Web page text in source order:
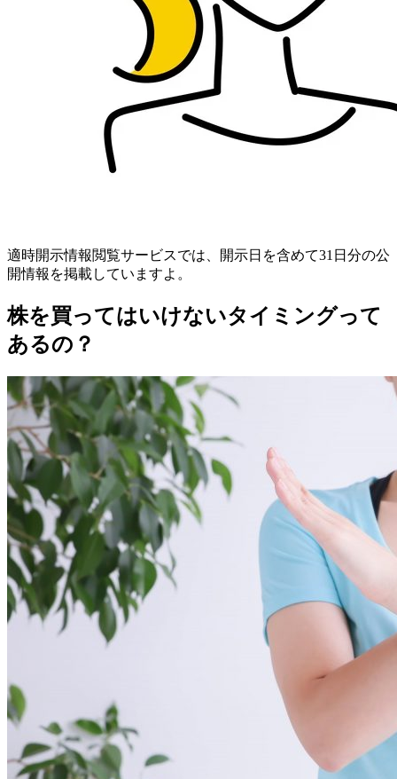
適時開示情報閲覧サービスでは、開示日を含めて31日分の公
開情報を掲載していますよ。
株を買ってはいけないタイミングって
あるの？